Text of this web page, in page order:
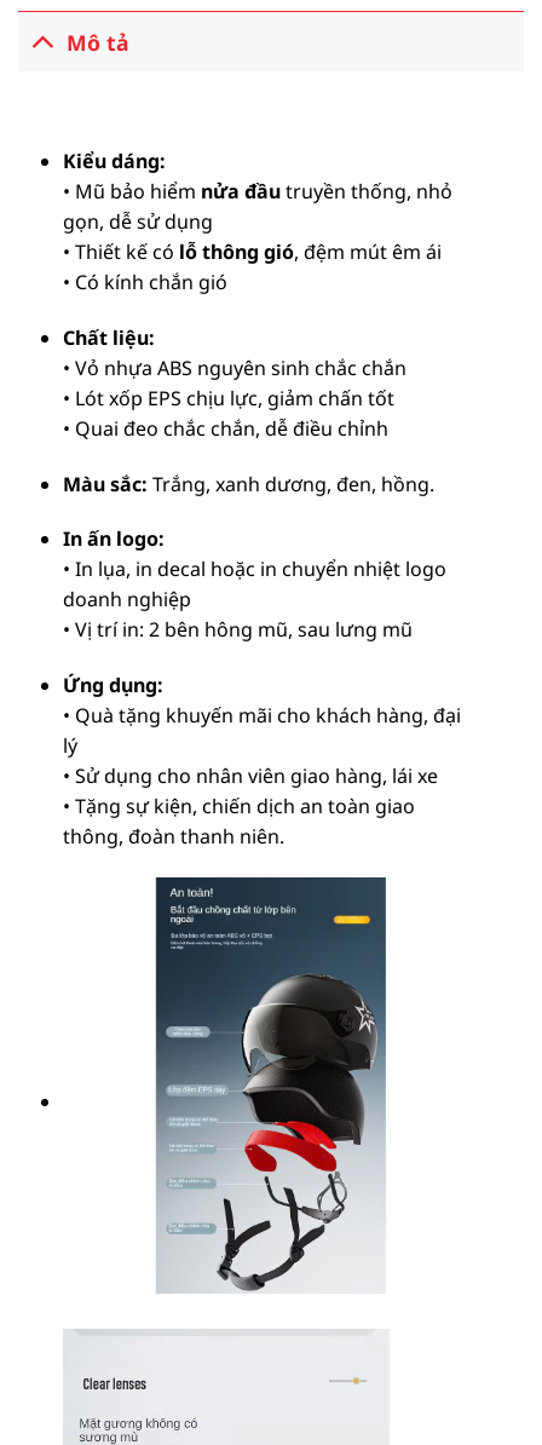
Mô tả
Kiểu dáng:
• Mũ bảo hiểm nửa đầutruyền thống, nhỏ
gọn, dễ sử dụng
• Thiết kế có lỗ thông gió, đệm mút êm ái
• Có kính chắn gió
Chất liệu:
• Vỏ nhựa ABS nguyên sinh chắc chắn
• Lót xốp EPS chịu lực, giảm chấn tốt
• Quai đeo chắc chắn, dễ điều chỉnh
Màu sắc: Trắng, xanh dương, đen, hồng.
In ấn logo:
• In lụa, in decal hoặc in chuyển nhiệt logo
doanh nghiệp
• Vị trí in: 2 bên hông mũ, sau lưng mũ
Ứng dụng:
• Quà tặng khuyến mãi cho khách hàng, đại
lý
• Sử dụng cho nhân viên giao hàng, lái xe
• Tặng sự kiện, chiến dịch an toàn giao
thông, đoàn thanh niên.